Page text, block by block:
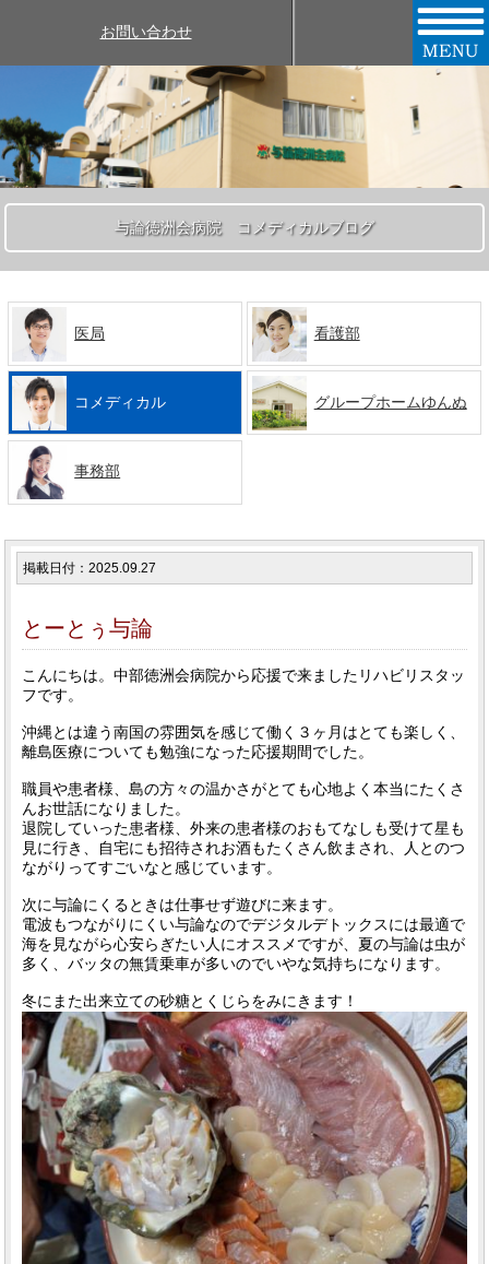
お問い合わせ
与論徳洲会病院 コメディカルブログ
医局 看護部
コメディカル グループホームゆんぬ
事務部
掲載日付：2025.09.27
とーとぅ与論
こんにちは。中部徳洲会病院から応援で来ましたリハビリスタッ
フです。
沖縄とは違う南国の雰囲気を感じて働く３ヶ月はとても楽しく、
離島医療についても勉強になった応援期間でした。
職員や患者様、島の方々の温かさがとても心地よく本当にたくさ
んお世話になりました。
退院していった患者様、外来の患者様のおもてなしも受けて星も
見に行き、自宅にも招待されお酒もたくさん飲まされ、人とのつ
ながりってすごいなと感じています。
次に与論にくるときは仕事せず遊びに来ます。
電波もつながりにくい与論なのでデジタルデトックスには最適で
海を見ながら心安らぎたい人にオススメですが、夏の与論は虫が
多く、バッタの無賃乗車が多いのでいやな気持ちになります。
冬にまた出来立ての砂糖とくじらをみにきます！